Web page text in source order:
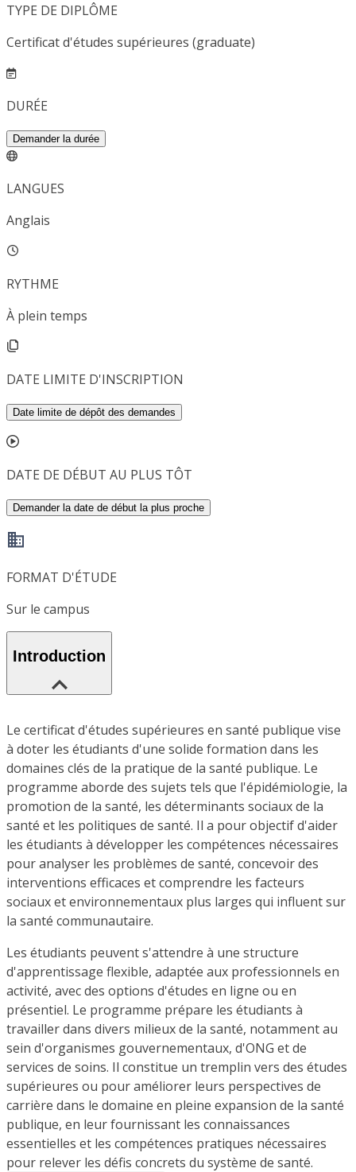
TYPE DE DIPLÔME
Certificat d'études supérieures (graduate)
DURÉE
Demander la durée
LANGUES
Anglais
RYTHME
À plein temps
DATE LIMITE D'INSCRIPTION
Date limite de dépôt des demandes
DATE DE DÉBUT AU PLUS TÔT
Demander la date de début la plus proche
FORMAT D'ÉTUDE
Sur le campus
Introduction
Le certificat d'études supérieures en santé publique vise
à doter les étudiants d'une solide formation dans les
domaines clés de la pratique de la santé publique. Le
programme aborde des sujets tels que l'épidémiologie, la
promotion de la santé, les déterminants sociaux de la
santé et les politiques de santé. Il a pour objectif d'aider
les étudiants à développer les compétences nécessaires
pour analyser les problèmes de santé, concevoir des
interventions efficaces et comprendre les facteurs
sociaux et environnementaux plus larges qui influent sur
la santé communautaire.
Les étudiants peuvent s'attendre à une structure
d'apprentissage flexible, adaptée aux professionnels en
activité, avec des options d'études en ligne ou en
présentiel. Le programme prépare les étudiants à
travailler dans divers milieux de la santé, notamment au
sein d'organismes gouvernementaux, d'ONG et de
services de soins. Il constitue un tremplin vers des études
supérieures ou pour améliorer leurs perspectives de
carrière dans le domaine en pleine expansion de la santé
publique, en leur fournissant les connaissances
essentielles et les compétences pratiques nécessaires
pour relever les défis concrets du système de santé.